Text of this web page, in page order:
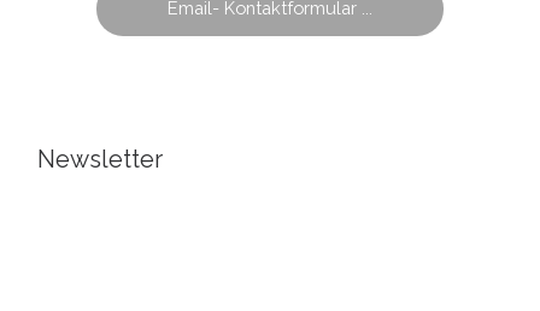
Email- Kontaktformular ...
Newsletter